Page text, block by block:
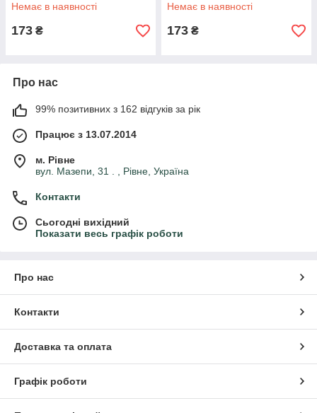
Немає в наявності
173 ₴
Немає в наявності
173 ₴
Про нас
99% позитивних з 162 відгуків за рік
Працює з 13.07.2014
м. Рівне
вул. Мазепи, 31 . , Рівне, Україна
Контакти
Сьогодні вихідний
Показати весь графік роботи
Про нас
Контакти
Доставка та оплата
Графік роботи